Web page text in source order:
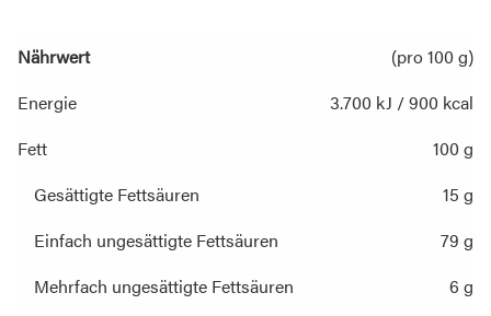
Nährwert
(pro 100 g)
Energie
3.700 kJ / 900 kcal
Fett
100 g
Gesättigte Fettsäuren
15 g
Einfach ungesättigte Fettsäuren
79 g
Mehrfach ungesättigte Fettsäuren
6 g